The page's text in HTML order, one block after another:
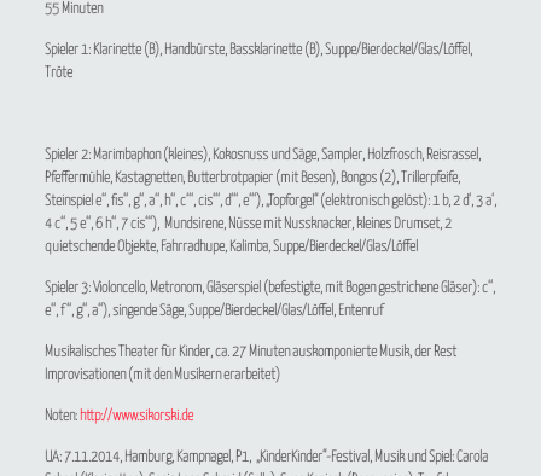
55 Minuten
Spieler 1: Klarinette (B), Handbürste, Bassklarinette (B), Suppe/Bierdeckel/Glas/Löffel,
Tröte
Spieler 2: Marimbaphon (kleines), Kokosnuss und Säge, Sampler, Holzfrosch, Reisrassel,
Pfeffermühle, Kastagnetten, Butterbrotpapier (mit Besen), Bongos (2), Trillerpfeife,
Steinspiel e‘‘, fis‘‘, g‘‘, a‘‘, h‘‘, c‘‘‘, cis‘‘‘, d‘‘‘, e‘‘‘), „Topforgel“ (elektronisch gelöst): 1 b, 2 d‘, 3 a‘,
4 c‘‘, 5 e‘‘, 6 h‘‘, 7 cis‘‘‘), Mundsirene, Nüsse mit Nussknacker, kleines Drumset, 2
quietschende Objekte, Fahrradhupe, Kalimba, Suppe/Bierdeckel/Glas/Löffel
Spieler 3: Violoncello, Metronom, Gläserspiel (befestigte, mit Bogen gestrichene Gläser): c‘‘,
e‘‘, f‘‘, g‘‘, a‘‘), singende Säge, Suppe/Bierdeckel/Glas/Löffel, Entenruf
Musikalisches Theater für Kinder, ca. 27 Minuten auskomponierte Musik, der Rest
Improvisationen (mit den Musikern erarbeitet)
Noten: http://www.sikorski.de
UA: 7.11.2014, Hamburg, Kampnagel, P1, „KinderKinder“-Festival, Musik und Spiel: Carola